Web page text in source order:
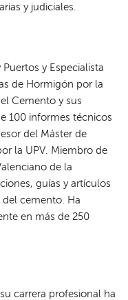
y judiciales.
y Especialista
de Hormigón por la
Cemento y sus
100 informes técnicos
del Máster de
la UPV. Miembro de
de la
guías y artículos
cemento. Ha
en más de 250
carrera profesional ha